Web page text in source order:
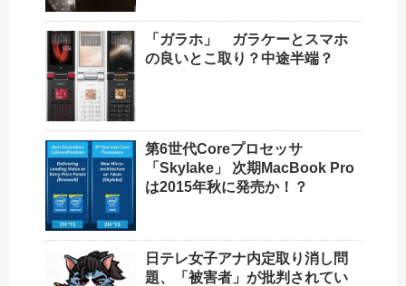
「ガラホ」 ガラケーとスマホ
の良いとこ取り？中途半端？
第6世代Coreプロセッサ
「Skylake」 次期MacBook Pro
は2015年秋に発売か！？
日テレ女子アナ内定取り消し問
題、「被害者」が批判されてい